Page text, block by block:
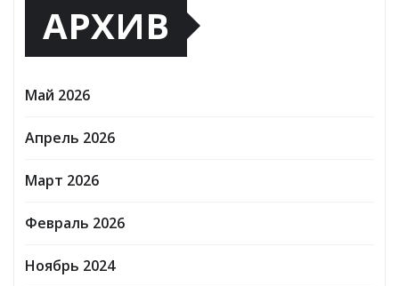
АРХИВ
Май 2026
Апрель 2026
Март 2026
Февраль 2026
Ноябрь 2024